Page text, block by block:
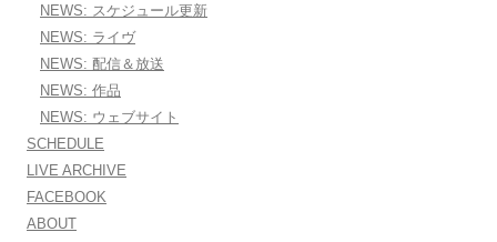
NEWS: スケジュール更新
NEWS: ライヴ
NEWS: 配信＆放送
NEWS: 作品
NEWS: ウェブサイト
SCHEDULE
LIVE ARCHIVE
FACEBOOK
ABOUT